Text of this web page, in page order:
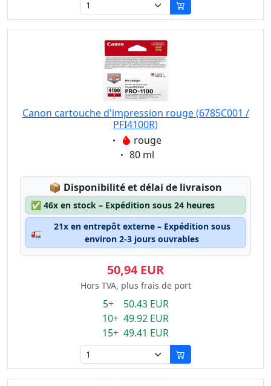
Canon cartouche d'impression rouge (6785C001 /
PFI4100R)
Eigenschaft:
rouge
Eigenschaft:
80 ml
📦 Lagerstatus:
Disponibilité et délai de livraison
✅ 46x en stock – Expédition sous 24 heures
🚛
21x en entrepôt externe – Expédition sous
environ 2-3 jours ouvrables
50,94 EUR
Hors TVA, plus frais de port
5+ 50.43 EUR
10+ 49.92 EUR
15+ 49.41 EUR